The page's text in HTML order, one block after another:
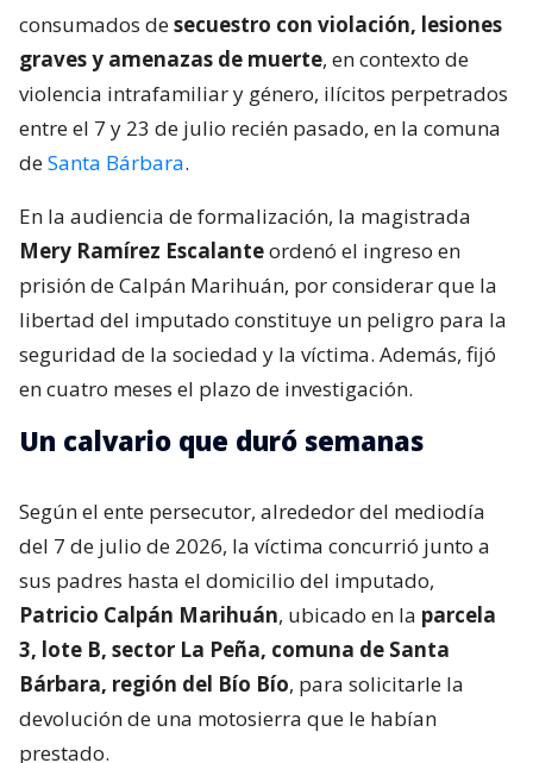
consumados desecuestro con violación, lesiones
graves y amenazas de muerte, en contexto de
violencia intrafamiliar y género, ilícitos perpetrados
entre el 7 y 23 de julio recién pasado, en la comuna
deSanta Bárbara.
En la audiencia de formalización, la magistrada
Mery Ramírez Escalanteordenó el ingreso en
prisión de Calpán Marihuán, por considerar que la
libertad del imputado constituye un peligro para la
seguridad de la sociedad y la víctima. Además, fijó
en cuatro meses el plazo de investigación.
Un calvario que duró semanas
Según el ente persecutor, alrededor del mediodía
del 7 de julio de 2026, la víctima concurrió junto a
sus padres hasta el domicilio del imputado,
Patricio Calpán Marihuán, ubicado en la parcela
3, lote B, sector La Peña, comuna de Santa
Bárbara, región del Bío Bío, para solicitarle la
devolución de una motosierra que le habían
prestado.